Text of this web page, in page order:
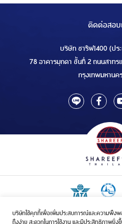
บริษัทใช้คุกกี้เพื่อเพิ่มประสบการณ์และความพึงพอ
ถึงง่าย สะดวกในการใช้งาน และมีประสิทธิภาพยิ่
ติดต่อสอบ
บริษัท ชารีฟ1400 (ปร
78 อาคารมุกดา ชั้นที่ 2 ถนนสาทร
กรุงเทพมหานค
ใบอนุญาตเป็นผู้ประกอบกิจการรับจัดบริกา